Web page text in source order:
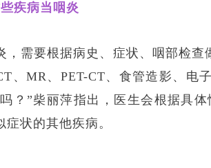
疾病当咽炎
，需要根据病史、症状、咽部检查
、MR、PET-CT、食管造影、电
？”柴丽萍指出，医生会根据具
状的其他疾病。